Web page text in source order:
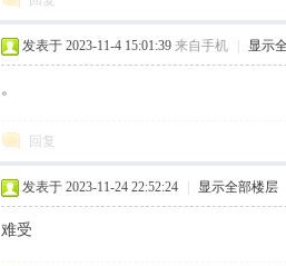
发表于 2023-11-4 15:01:39 来自手机 显示
。
回复
发表于 2023-11-24 22:52:24 显示全部楼层
难受